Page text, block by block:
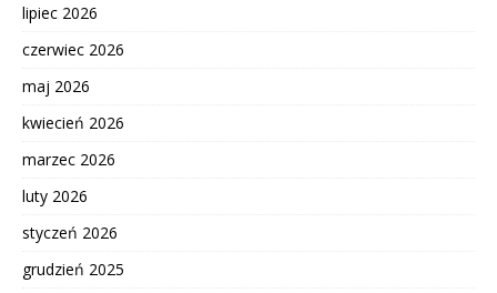
lipiec 2026
czerwiec 2026
maj 2026
kwiecień 2026
marzec 2026
luty 2026
styczeń 2026
grudzień 2025